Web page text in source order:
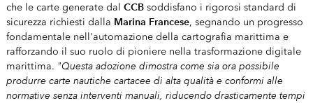
che le carte generate dal CCBsoddisfano i rigorosi standard di
sicurezza richiesti dalla Marina Francese, segnando un progresso
fondamentale nell'automazione della cartografia marittima e
rafforzando il suo ruolo di pioniere nella trasformazione digitale
marittima. "Questa adozione dimostra come sia ora possibile
produrre carte nautiche cartacee di alta qualità e conformi alle
normative senza interventi manuali, riducendo drasticamente tempi